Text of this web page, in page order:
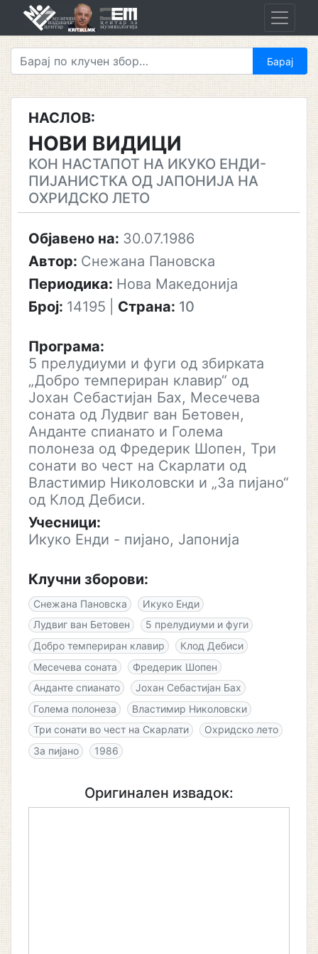
НАСЛОВ:
НОВИ ВИДИЦИ
КОН НАСТАПОТ НА ИКУКО ЕНДИ-
ПИЈАНИСТКА ОД ЈАПОНИЈА НА
ОХРИДСКО ЛЕТО
Објавено на: 30.07.1986
Автор: Снежана Пановска
Периодика: Нова Македонија
Број: 14195 Страна: 10
Програма:
5 прелудиуми и фуги од збирката
„Добро темпериран клавир“ од
Јохан Себастијан Бах, Месечева
соната од Лудвиг ван Бетовен,
Анданте спианато и Голема
полонеза од Фредерик Шопен, Три
сонати во чест на Скарлати од
Властимир Николовски и „За пијано“
од Клод Дебиси.
Учесници:
Икуко Енди - пијано, Јапонија
Клучни зборови:
Снежана Пановска
Икуко Енди
Лудвиг ван Бетовен
5 прелудиуми и фуги
Добро темпериран клавир
Клод Дебиси
Месечева соната
Фредерик Шопен
Анданте спианато
Јохан Себастијан Бах
Голема полонеза
Властимир Николовски
Три сонати во чест на Скарлати
Охридско лето
За пијано
1986
Оригинален извадок: